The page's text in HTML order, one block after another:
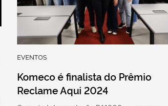
EVENTOS
Komeco é finalista do Prêmio
Reclame Aqui 2024